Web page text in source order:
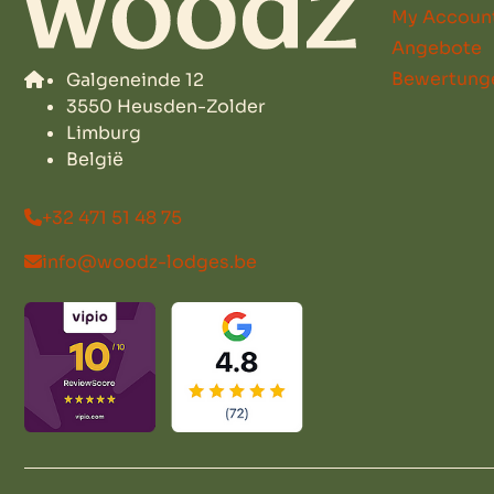
Galgeneinde 12
3550 Heusden-Zolder
Limburg
België
+32 471 51 48 75
info@woodz-lodges.be
My
Angebote